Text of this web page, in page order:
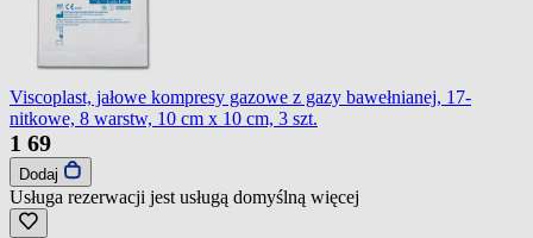
Viscoplast, jałowe kompresy gazowe z gazy bawełnianej, 17-
nitkowe, 8 warstw, 10 cm x 10 cm, 3 szt.
1 69
Dodaj
Usługa rezerwacji jest usługą domyślną więcej